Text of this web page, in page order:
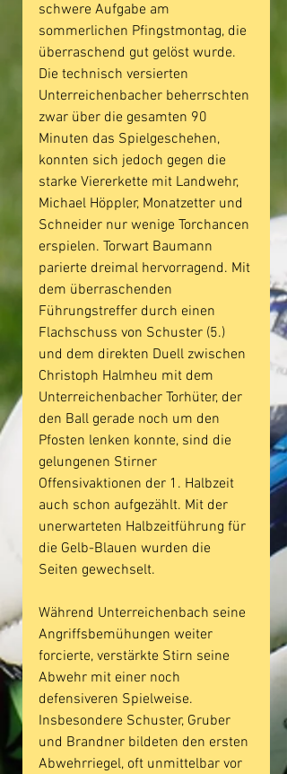
schwere Aufgabe am
sommerlichen Pfingstmontag, die
überraschend gut gelöst wurde.
Die technisch versierten
Unterreichenbacher beherrschten
zwar über die gesamten 90
Minuten das Spielgeschehen,
konnten sich jedoch gegen die
starke Viererkette mit Landwehr,
Michael Höppler, Monatzetter und
Schneider nur wenige Torchancen
erspielen. Torwart Baumann
parierte dreimal hervorragend. Mit
dem überraschenden
Führungstreffer durch einen
Flachschuss von Schuster (5.)
und dem direkten Duell zwischen
Christoph Halmheu mit dem
Unterreichenbacher Torhüter, der
den Ball gerade noch um den
Pfosten lenken konnte, sind die
gelungenen Stirner
Offensivaktionen der 1. Halbzeit
auch schon aufgezählt. Mit der
unerwarteten Halbzeitführung für
die Gelb-Blauen wurden die
Seiten gewechselt.
Während Unterreichenbach seine
Angriffsbemühungen weiter
forcierte, verstärkte Stirn seine
Abwehr mit einer noch
defensiveren Spielweise.
Insbesondere Schuster, Gruber
und Brandner bildeten den ersten
Abwehrriegel, oft unmittelbar vor